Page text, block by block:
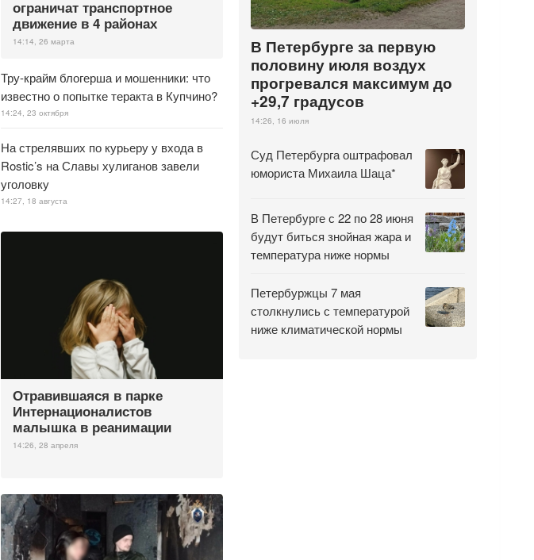
ограничат транспортное
движение в 4 районах
14:14, 26 марта
Тру-крайм блогерша и мошенники: что
известно о попытке теракта в Купчино?
14:24, 23 октября
На стрелявших по курьеру у входа в
Rostic’s на Славы хулиганов завели
уголовку
14:27, 18 августа
Отравившаяся в парке
Интернационалистов
малышка в реанимации
14:26, 28 апреля
В Петербурге за первую
половину июля воздух
прогревался максимум до
+29,7 градусов
14:26, 16 июля
Суд Петербурга оштрафовал
юмориста Михаила Шаца*
В Петербурге с 22 по 28 июня
будут биться знойная жара и
температура ниже нормы
Петербуржцы 7 мая
столкнулись с температурой
ниже климатической нормы